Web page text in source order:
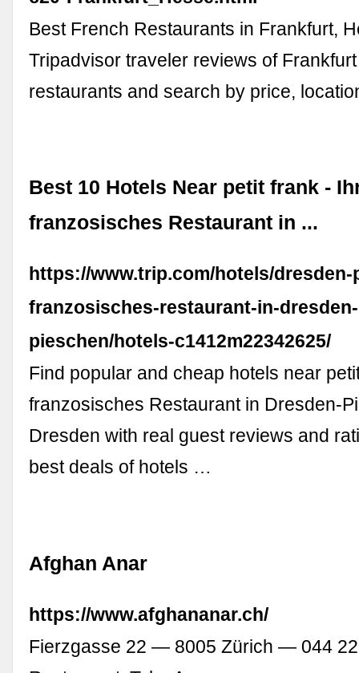
Best French Restaurants in Frankfurt,
Tripadvisor traveler reviews of
restaurants and search by price,
Best 10 Hotels Near petit frank -
franzosisches Restaurant in ...
https://www.trip.com/hotels/
franzosisches-restaurant-in-dresden-
pieschen/hotels-c1412m22342625/
Find popular and cheap hotels near
franzosisches Restaurant in Dresden-
Dresden with real guest reviews and
best deals of hotels …
Afghan Anar
https://www.afghananar.ch/
Fierzgasse 22 — 8005 Zürich — 044